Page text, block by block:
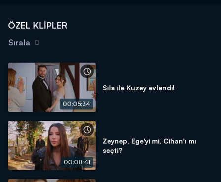
Aşk ve Umut yeni bölümleriyle hafta içi her gün Kanal D'de!
ÖZEL KLİPLER
Sırala
00:05:34
Sıla ile Kuzey evlendi!
00:08:41
Zeynep, Ege'yi mi, Cihan'ı mı
seçti?